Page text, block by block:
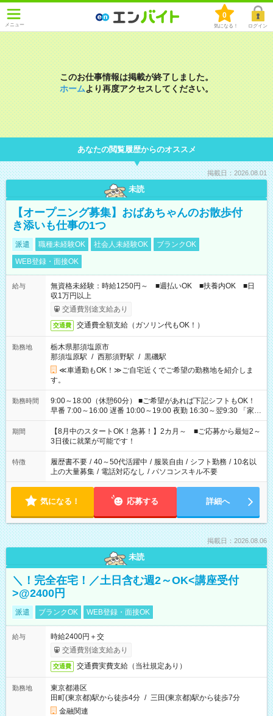
メニュー
0
気になる！ ログイン
このお仕事情報は掲載が終了しました。
ホームより再度アクセスしてください。
あなたの閲覧履歴からのオススメ
掲載日：2026.08.01
未読
【オープニング募集】おばあちゃんのお散歩付
き添いも仕事の1つ
派遣 職種未経験OK 社会人未経験OK
ブランクOK
WEB登録・面接OK
給与
無資格未経験：時給1250円～ ■週払いOK ■扶養内OK ■日
収1万円以上
交通費別途支給あり
交通費 交通費全額支給（ガソリン代もOK！）
勤務地
栃木県那須塩原市
那須塩原駅 / 西那須野駅 / 黒磯駅
≪車通勤もOK！≫ご自宅近くでご希望の勤務地を紹介しま
す。
勤務時間
9:00～18:00（休憩60分） ■ご希望があれば下記シフトもOK！
早番 7:00～16:00 遅番 10:00～19:00 夜勤 16:30～翌9:30 「家族
と休みを合わせたい」 「余裕を持って夕飯の準備がしたい」
「できれば残業はしたくない」 など、ご希望を教えてください
ね。 ※Wワーク希望の方へ 今ご覧のお仕事で希望する勤務時間
と、もう1つのお仕事の勤務時間。 合計で週40時間を超える場
合は応募できません。
期間
【8月中のスタートOK！急募！】2カ月～ ■ご応募から最短2～
3日後に就業が可能です！
特徴 履歴書不要 / 40～50代活躍中 / 服装自由 / シフト勤務 / 10名以
上の大量募集 / 電話対応なし / パソコンスキル不要
気になる！ 応募する 詳細へ
掲載日：2026.08.06
未読
＼！完全在宅！／土日含む週2～OK<講座受付
>@2400円
派遣 ブランクOK WEB登録・面接OK
給与
時給2400円＋交
交通費別途支給あり
交通費 交通費実費支給（当社規定あり）
勤務地
東京都港区
田町(東京都)駅から徒歩4分 / 三田(東京都)駅から徒歩7分
金融関連